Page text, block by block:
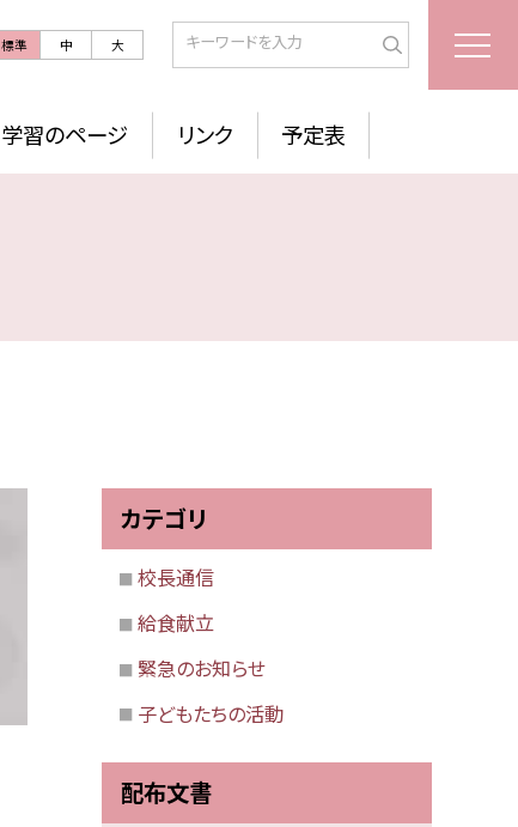
標準 中 大
学習のページ リンク 予定表
カテゴリ
校長通信
給食献立
緊急のお知らせ
子どもたちの活動
配布文書